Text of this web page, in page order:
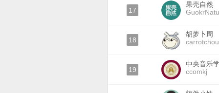
17
果壳自然
18
胡萝卜周
carrotchou
19
中央音乐
ccomkj